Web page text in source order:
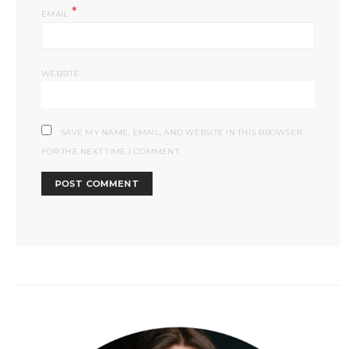
EMAIL *
WEBSITE
SAVE MY NAME, EMAIL, AND WEBSITE IN THIS BROWSER
FOR THE NEXT TIME I COMMENT.